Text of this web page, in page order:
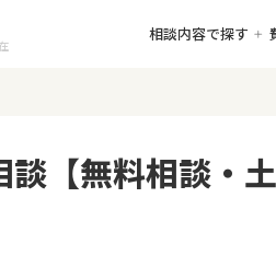
相談内容で探す
談【無料相談・土